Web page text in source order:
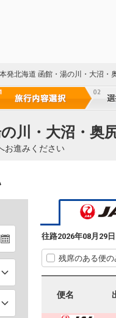
発北海道 函館・湯の川・大沼・
川・大沼・奥
お進みください
往路2026年08月29日
残席のある便の
便名